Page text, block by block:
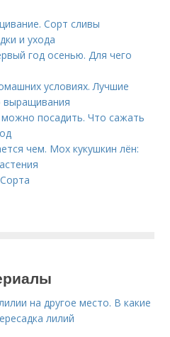
Сорт сливы
и ухода
год осенью. Для чего
условиях. Лучшие
выращивания
посадить. Что сажать
чем. Мох кукушкин лён:
на другое место. В какие
лилий